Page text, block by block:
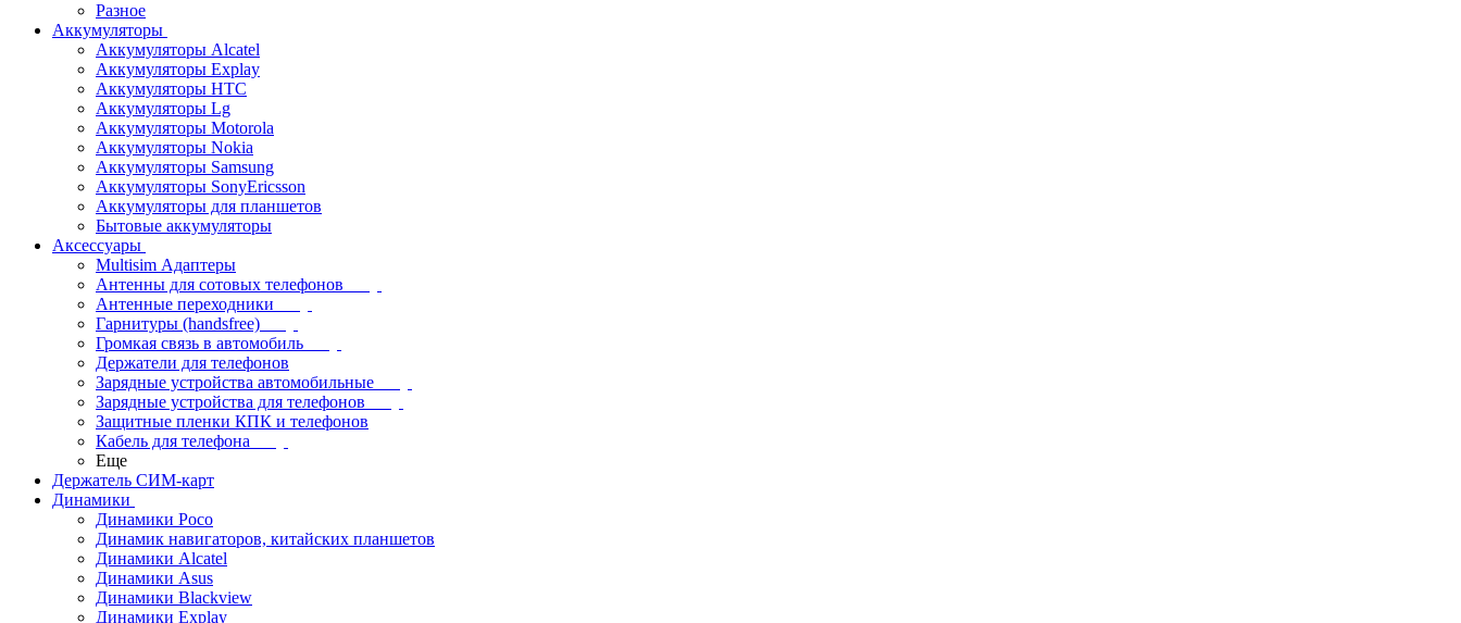
Разное
Аккумуляторы
Аккумуляторы Alcatel
Аккумуляторы Explay
Аккумуляторы HTC
Аккумуляторы Lg
Аккумуляторы Motorola
Аккумуляторы Nokia
Аккумуляторы Samsung
Аккумуляторы SonyEricsson
Аккумуляторы для планшетов
Бытовые аккумуляторы
Аксессуары
Multisim Адаптеры
Антенны для сотовых телефонов
Антенные переходники
Гарнитуры (handsfree)
Громкая связь в автомобиль
Держатели для телефонов
Зарядные устройства автомобильные
Зарядные устройства для телефонов
Защитные пленки КПК и телефонов
Кабель для телефона
Еще
Держатель СИМ-карт
Динамики
Динамики Poco
Динамик навигаторов, китайских планшетов
Динамики Alcatel
Динамики Asus
Динамики Blackview
Динамики Explay